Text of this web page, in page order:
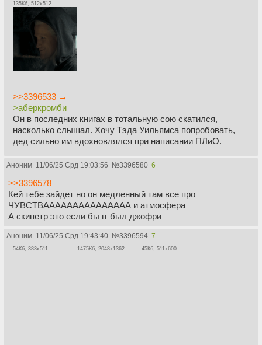
135Кб, 512x512
>>3396533 →
>аберкромби
Он в последних книгах в тотальную сою скатился,
насколько слышал. Хочу Тэда Уильямса попробовать,
дед сильно им вдохновлялся при написании ПЛиО.
Аноним 11/06/25 Срд 19:03:56 №3396580 6
>>3396578
Кей тебе зайдет но он медленный там все про
ЧУВСТВААААААААААААААА и атмосфера
А скипетр это если бы гг был джофри
Аноним 11/06/25 Срд 19:43:40 №3396594 7
54Кб, 383x511 1475Кб, 2048x1362 45Кб, 511x600